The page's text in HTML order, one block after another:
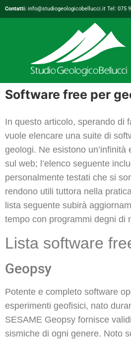
Contatti: info@studiogeologicobellucci.it Tel: 075
Software free per
In questo articolo, sperando di
vuole elencare una suite di
geologi. Ne esistono un’infinità
sul web; l’elenco seguente
personalmente testati che si
rendono utili tuttora nella
lista seguente subirà
tempo con programmi degni di
Lista software
Geopsy
Potente e completo software
esperimenti geofisici, nato
SESAME Geopsy fornisce
sismiche di ogni genere. Noto